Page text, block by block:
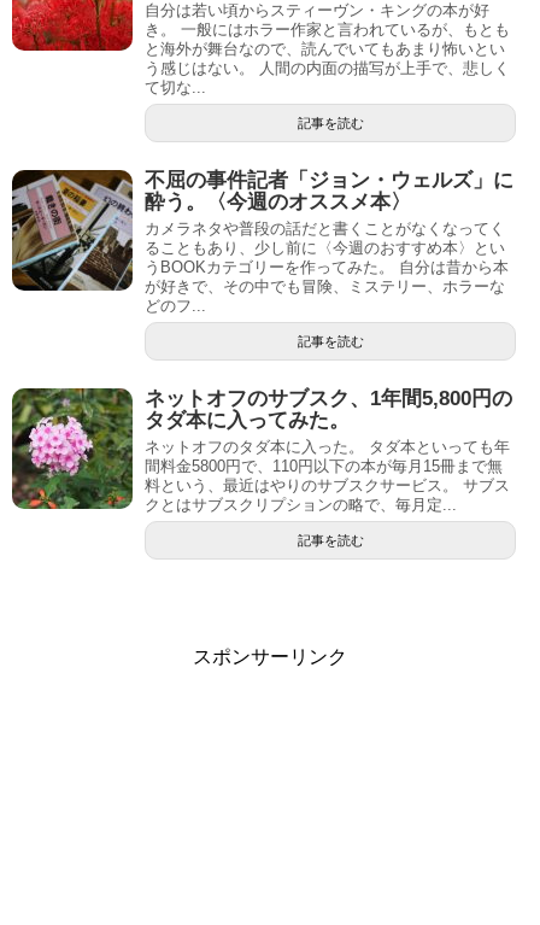
自分は若い頃からスティーヴン・キングの本が好
き。 一般にはホラー作家と言われているが、もとも
と海外が舞台なので、読んでいてもあまり怖いとい
う感じはない。 人間の内面の描写が上手で、悲しく
て切な...
記事を読む
不屈の事件記者「ジョン・ウェルズ」に
酔う。〈今週のオススメ本〉
カメラネタや普段の話だと書くことがなくなってく
ることもあり、少し前に〈今週のおすすめ本〉とい
うBOOKカテゴリーを作ってみた。 自分は昔から本
が好きで、その中でも冒険、ミステリー、ホラーな
どのフ...
記事を読む
ネットオフのサブスク、1年間5,800円の
タダ本に入ってみた。
ネットオフのタダ本に入った。 タダ本といっても年
間料金5800円で、110円以下の本が毎月15冊まで無
料という、最近はやりのサブスクサービス。 サブス
クとはサブスクリプションの略で、毎月定...
記事を読む
スポンサーリンク